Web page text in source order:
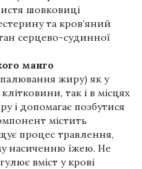
шовковиці
та кров’яний
серцево-судинної
манго
жиру) як у
так і в місцях
і допомагає позбутися
містить
процес травлення,
насиченню їжею. Не
вміст у крові